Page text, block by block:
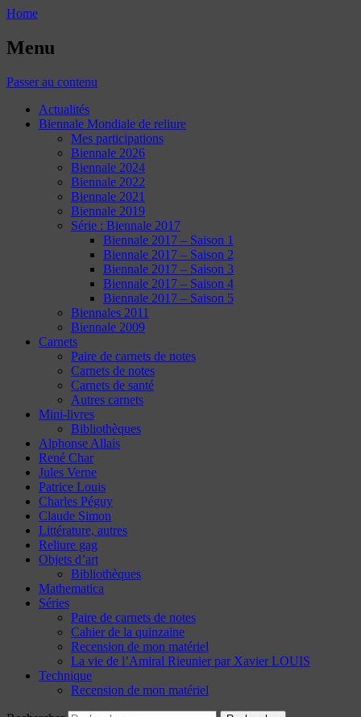
Home
Menu
Passer au contenu
Actualités
Biennale Mondiale de reliure
Mes participations
Biennale 2026
Biennale 2024
Biennale 2022
Biennale 2021
Biennale 2019
Série : Biennale 2017
Biennale 2017 – Saison 1
Biennale 2017 – Saison 2
Biennale 2017 – Saison 3
Biennale 2017 – Saison 4
Biennale 2017 – Saison 5
Biennales 2011
Biennale 2009
Carnets
Paire de carnets de notes
Carnets de notes
Carnets de santé
Autres carnets
Mini-livres
Bibliothèques
Alphonse Allais
René Char
Jules Verne
Patrice Louis
Charles Péguy
Claude Simon
Littérature, autres
Reliure gag
Objets d’art
Bibliothèques
Mathematica
Séries
Paire de carnets de notes
Cahier de la quinzaine
Recension de mon matériel
La vie de l’Amiral Rieunier par Xavier LOUIS
Technique
Recension de mon matériel